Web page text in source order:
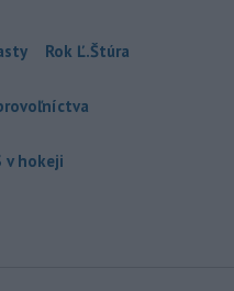
Rok Ľ.Štúra
v hokeji